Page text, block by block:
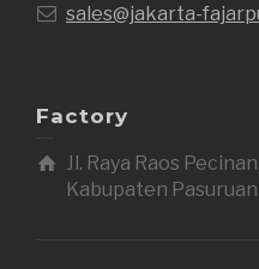
sales@jakarta-
Factory
Jl. Raya Raos
Kabupaten